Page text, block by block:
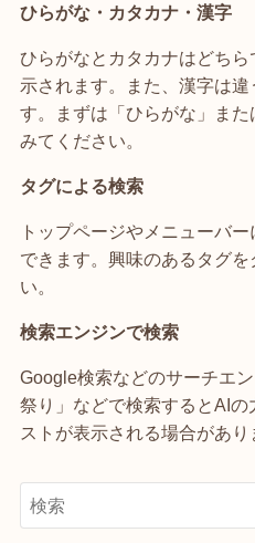
ひらがな・カタカナ・漢字
ひらがなとカタカナはどち
示されます。また、漢字は
す。まずは「ひらがな」ま
みてください。
タグによる検索
トップページやメニューバ
できます。興味のあるタグ
い。
検索エンジンで検索
Google検索などのサーチエ
祭り」などで検索するとAI
ストが表示される場合があり